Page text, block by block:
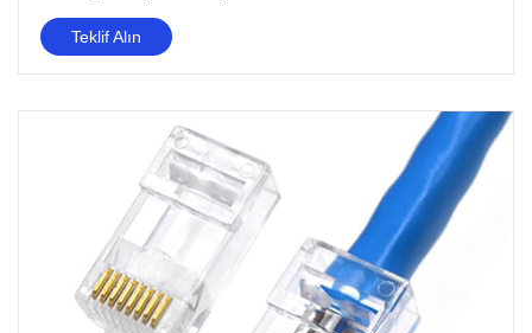
Teklif Alın